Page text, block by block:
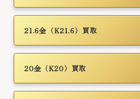
21.6金（K21.6）買取
20金（K20）買取